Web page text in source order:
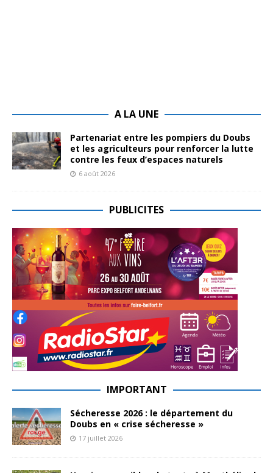
A LA UNE
Partenariat entre les pompiers du Doubs
et les agriculteurs pour renforcer la lutte
contre les feux d’espaces naturels
6 août 2026
PUBLICITES
IMPORTANT
Sécheresse 2026 : le département du
Doubs en « crise sécheresse »
17 juillet 2026